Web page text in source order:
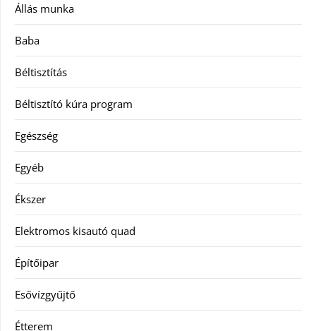
Állás munka
Baba
Béltisztítás
Béltisztító kúra program
Egészség
Egyéb
Ékszer
Elektromos kisautó quad
Építőipar
Esővízgyűjtő
Étterem